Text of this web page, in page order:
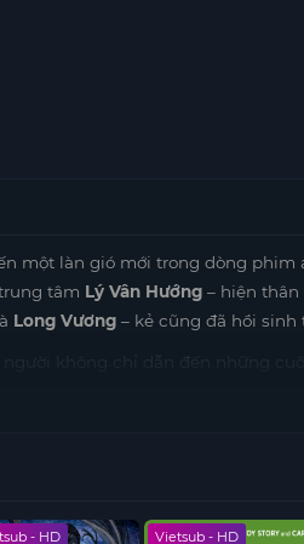
một làn gió mới trong dòng phim
tâm Lý Vân Hướng – hiện thân
Long Vương – kẻ cũng đã hồi
hành động được xây dựng mãn
ai yêu thích thể loại
- HD Vietsub - HD